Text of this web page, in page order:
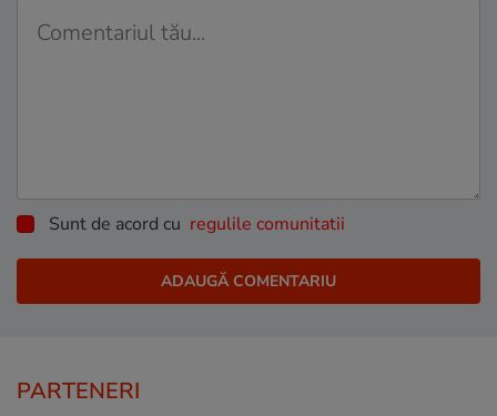
Sunt de acord cu regulile comunitatii
PARTENERI